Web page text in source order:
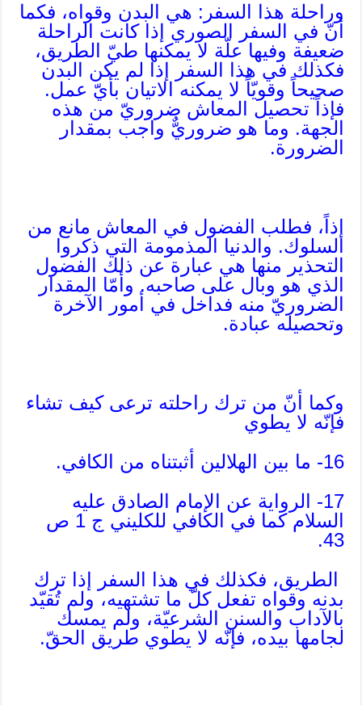
وراحلة هذا السفر: هي البدن وقواه، فكما
أنّ في السفر الصوري إذا كانت الراحلة
ضعيفة وفيها علّة لا يمكنها طيّ الطريق،
فكذلك في هذا السفر إذا لم يكن البدن
صحيحاً وقويّاً لا يمكنه الاتيان بأيّ عمل.
فإذاً تحصيل المعاش ضروريّ من هذه
الجهة. وما هو ضروريٌّ واجب بمقدار
الضرورة.
إذاً، فطلب الفضول في المعاش مانع من
السلوك. والدنيا المذمومة التي ذكروا
التحذير منها هي عبارة عن ذلك الفضول
الذي هو وبال على صاحبه. وأمّا المقدار
الضروريّ منه فداخل في أمور الآخرة
وتحصيله عبادة.
وكما أنّ من ترك راحلته ترعى كيف تشاء
فإنّه لا يطوي
16- ما بين الهلالين أثبتناه من الكافي.
17- الرواية عن الإمام الصادق عليه
السلام كما في الكافي للكليني ج 1 ص
43.
الطريق، فكذلك في هذا السفر إذا ترك
بدنه وقواه تفعل كلّ ما تشتهيه، ولم تُقيّد
بالآداب والسنن الشرعيّة، ولم يمسك
لجامها بيده، فإنّه لا يطوي طريق الحقّ.